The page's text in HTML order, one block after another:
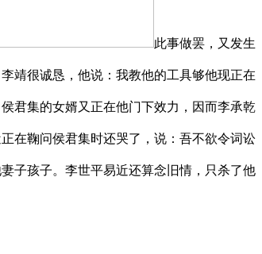
此事做罢，又发生
靖很诚恳，他说：我教他的工具够他现正在
君集的女婿又正在他门下效力，因而李承乾
在鞠问侯君集时还哭了，说：吾不欲令词讼
子孩子。李世平易近还算念旧情，只杀了他